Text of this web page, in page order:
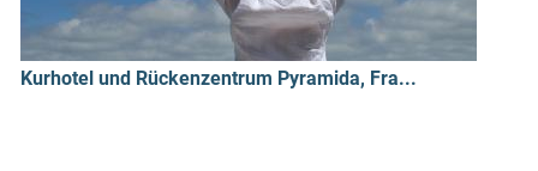
Kurhotel und Rückenzentrum Pyramida, Fra...